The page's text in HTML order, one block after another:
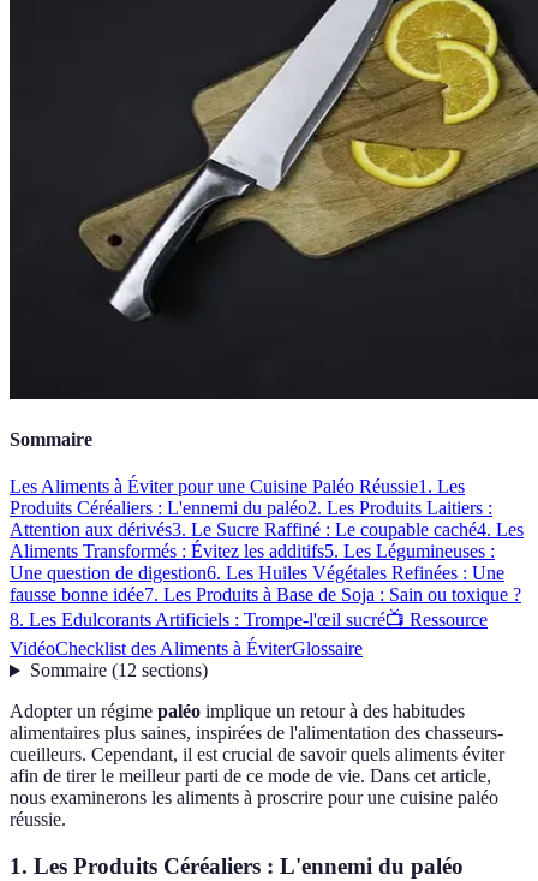
Sommaire
Les Aliments à Éviter pour une Cuisine Paléo Réussie1. Les
Produits Céréaliers : L'ennemi du paléo2. Les Produits Laitiers :
Attention aux dérivés3. Le Sucre Raffiné : Le coupable caché4. Les
Aliments Transformés : Évitez les additifs5. Les Légumineuses :
Une question de digestion6. Les Huiles Végétales Refinées : Une
fausse bonne idée7. Les Produits à Base de Soja : Sain ou toxique ?
8. Les Edulcorants Artificiels : Trompe-l'œil sucré📺 Ressource
VidéoChecklist des Aliments à ÉviterGlossaire
Sommaire(12 sections)
Adopter un régime paléo implique un retour à des habitudes
alimentaires plus saines, inspirées de l'alimentation des chasseurs-
cueilleurs. Cependant, il est crucial de savoir quels aliments éviter
afin de tirer le meilleur parti de ce mode de vie. Dans cet article,
nous examinerons les aliments à proscrire pour une cuisine paléo
réussie.
1. Les Produits Céréaliers : L'ennemi du paléo